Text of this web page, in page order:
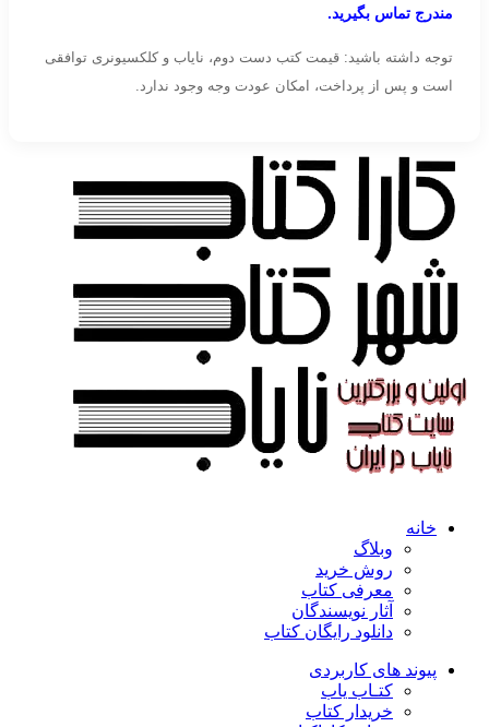
مندرج تماس بگیرید.
توجه داشته باشید: قیمت کتب دست دوم، نایاب و کلکسیونری توافقی
است و پس از پرداخت، امکان عودت وجه وجود ندارد.
خانه
وبلاگ
روش خرید
معرفی کتاب
آثار نویسندگان
دانلود رایگان کتاب
پیوند های کاربردی
کتـاب یاب
خریدار کتاب